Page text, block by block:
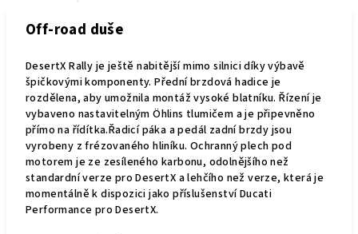
Off-road duše
DesertX Rally je ještě nabitější mimo silnici díky výbavě
špičkovými komponenty. Přední brzdová hadice je
rozdělena, aby umožnila montáž vysoké blatníku. Řízení je
vybaveno nastavitelným Öhlins tlumičem a je připevněno
přímo na řídítka.Řadicí páka a pedál zadní brzdy jsou
vyrobeny z frézovaného hliníku. Ochranný plech pod
motorem je ze zesíleného karbonu, odolnějšího než
standardní verze pro DesertX a lehčího než verze, která je
momentálně k dispozici jako příslušenství Ducati
Performance pro DesertX.